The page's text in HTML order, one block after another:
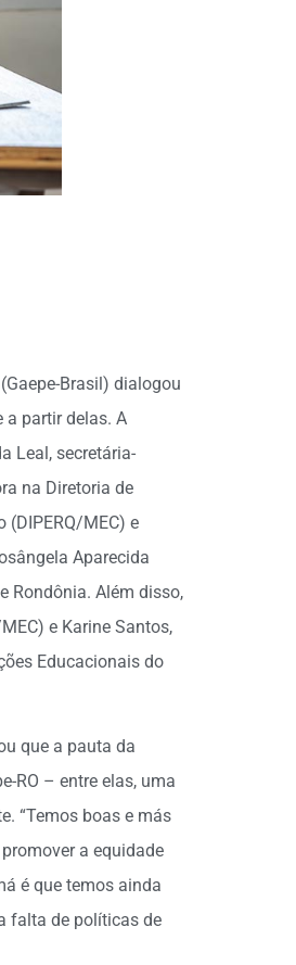
Brasil) dialogou
a partir delas. A
Leal, secretária-
na Diretoria de
MEC) e
Aparecida
Rondônia. Além disso,
e Karine Santos,
Educacionais do
que a pauta da
RO – entre elas, uma
“Temos boas e más
a equidade
é que temos ainda
falta de políticas de